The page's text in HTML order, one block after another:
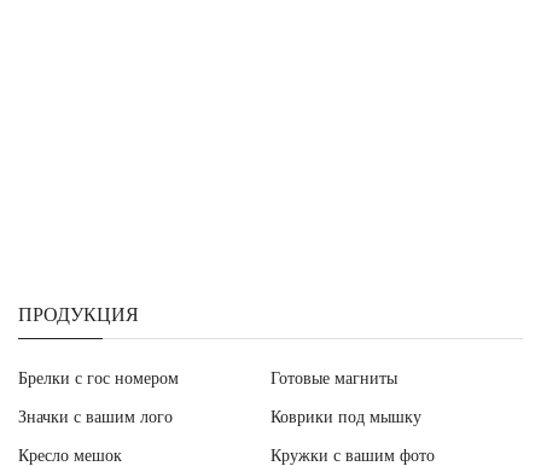
ПРОДУКЦИЯ
Брелки с гос номером Готовые магниты
Значки с вашим лого Коврики под мышку
Кресло мешок Кружки с вашим фото